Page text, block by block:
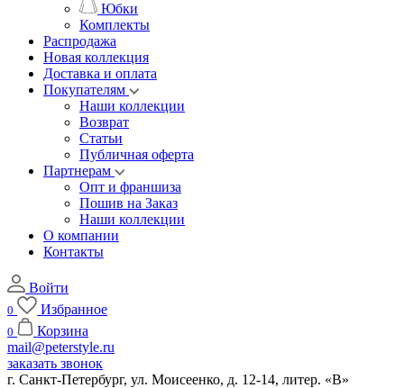
Юбки
Комплекты
Распродажа
Новая коллекция
Доставка и оплата
Покупателям
Наши коллекции
Возврат
Статьи
Публичная оферта
Партнерам
Опт и франшиза
Пошив на Заказ
Наши коллекции
О компании
Контакты
Войти
0 Избранное
0
Корзина
mail@peterstyle.ru
заказать звонок
г. Санкт-Петербург, ул. Моисеенко, д. 12-14, литер. «В»